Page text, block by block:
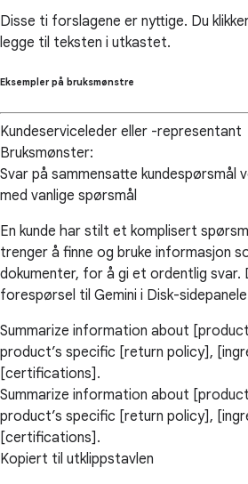
Disse ti forslagene er nyttige. Du
legge til teksten i utkastet.
Eksempler på bruksmønstre
Kundeserviceleder eller -representant
Bruksmønster:
Svar på sammensatte kundespørsmål
med vanlige spørsmål
En kunde har stilt et komplisert
trenger å finne og bruke informasjon
dokumenter, for å gi et ordentlig svar.
forespørsel til Gemini i Disk-
Summarize information about
product’s specific [return policy],
[certifications].
Summarize information about
product’s specific [return policy],
[certifications].
Kopiert til utklippstavlen